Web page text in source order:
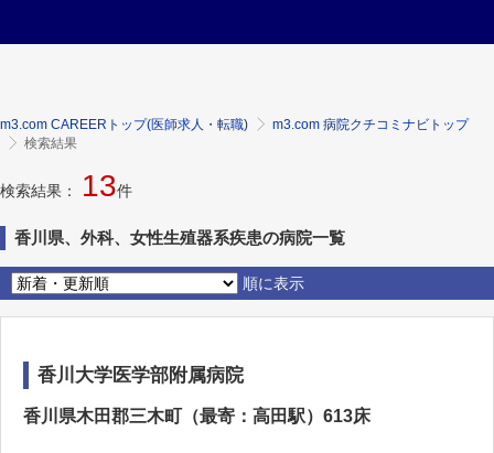
m3.com CAREERトップ(医師求人・転職)
m3.com 病院クチコミナビトップ
検索結果
検索結果： 13件
香川県、外科、女性生殖器系疾患の病院一覧
順に表示
香川大学医学部附属病院
香川県木田郡三木町（最寄：高田駅）613床